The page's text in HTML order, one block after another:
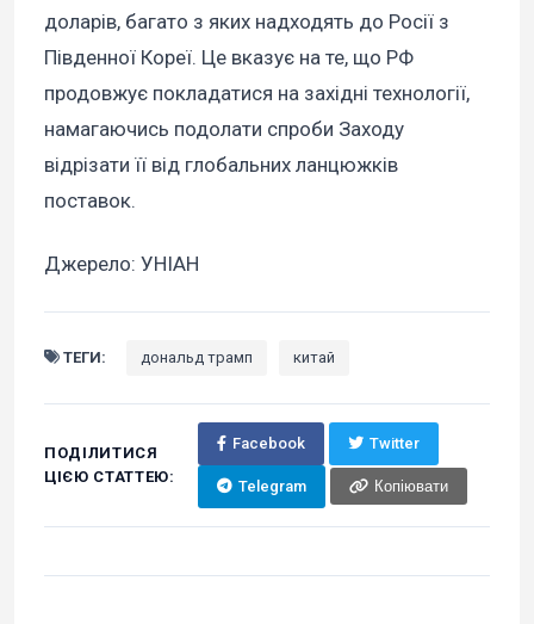
доларів, багато з яких надходять до Росії з
Південної Кореї. Це вказує на те, що РФ
продовжує покладатися на західні технології,
намагаючись подолати спроби Заходу
відрізати її від глобальних ланцюжків
поставок.
Джерело: УНІАН
ТЕГИ: дональд трамп китай
ПОДІЛИТИСЯ
ЦІЄЮ СТАТТЕЮ:
Facebook Twitter
Telegram Копіювати